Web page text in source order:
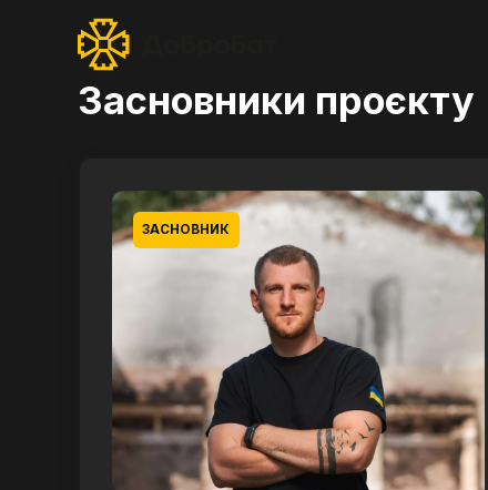
Засновники проєкту
ЗАСНОВНИК